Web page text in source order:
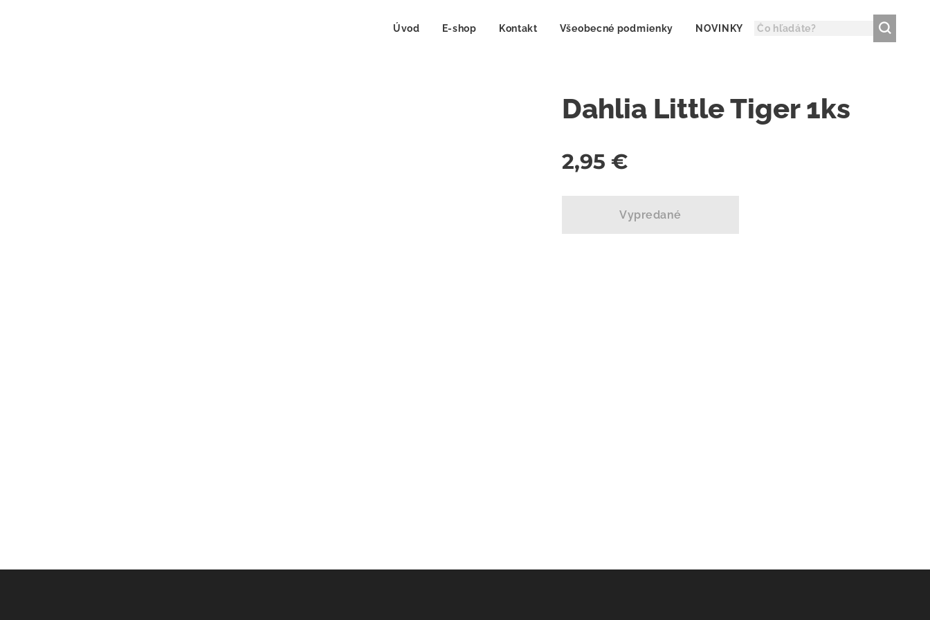
Úvod E-shop Kontakt Všeobecné podmienky NOVINKY
Dahlia Little Tiger 1ks
2,95 €
Vypredané